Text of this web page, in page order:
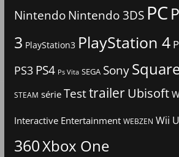
Nintendo Nintendo 3DS PC
3 PlayStation3 PlayStation 4
PS3 PS4 Ps Vita SEGA Sony
STEAM série TesttrailerUbisoft
Interactive Entertainment WEBZEN Wii U
360Xbox One